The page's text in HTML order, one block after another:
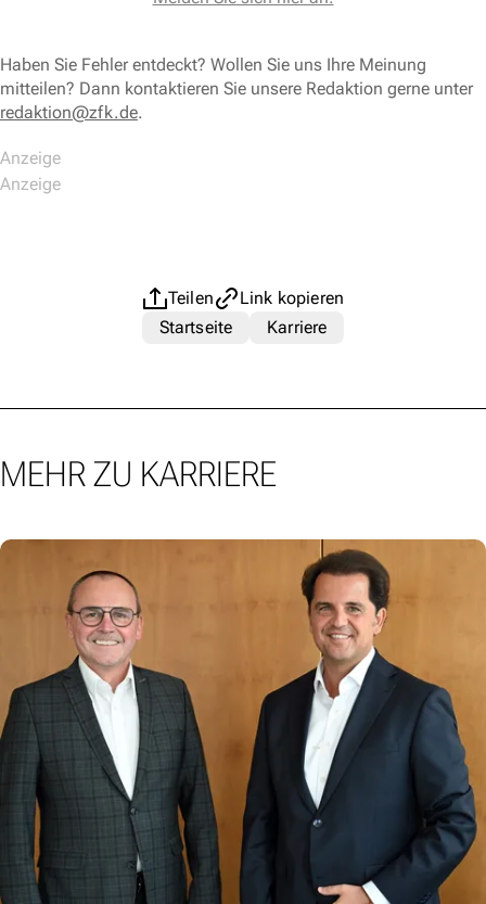
Haben Sie Fehler entdeckt? Wollen Sie uns Ihre Meinung
mitteilen? Dann kontaktieren Sie unsere Redaktion gerne unter
redaktion@zfk.de.
Teilen
Link kopieren
Startseite
Karriere
MEHR ZU KARRIERE